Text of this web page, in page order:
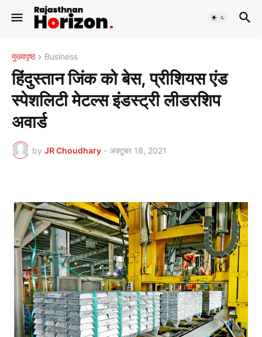
मुख्यपृष्ठ Business
हिंदुस्तान जिंक को बेस, प्रीशियस एंड
स्पेशलिटी मेटल्स इंडस्ट्री लीडरशिप
अवार्ड
by JR Choudhary - अक्टूबर 18, 2021